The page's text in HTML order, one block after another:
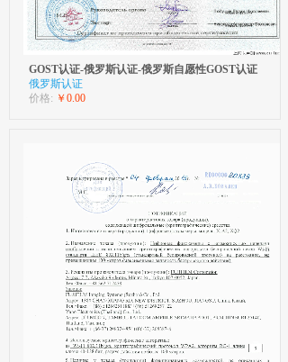
GOST认证-俄罗斯认证-俄罗斯自愿性GOST认证
俄罗斯认证
价格: ￥0.00